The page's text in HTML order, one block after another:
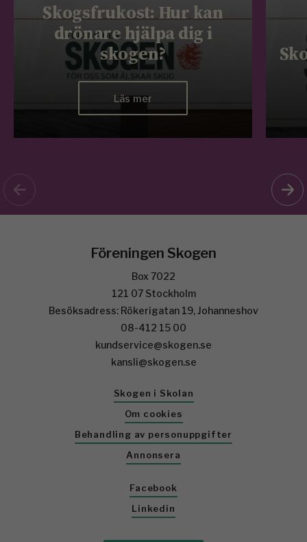
Skogsfrukost: Hur kan
drönare hjälpa dig i
skogen?
Läs mer
Föreningen Skogen
Box 7022
121 07 Stockholm
Besöksadress: Rökerigatan 19, Johanneshov
08-412 15 00
kundservice@skogen.se
kansli@skogen.se
Skogen i Skolan
Om cookies
Behandling av personuppgifter
Annonsera
Facebook
Linkedin